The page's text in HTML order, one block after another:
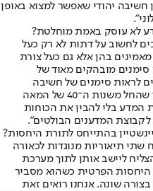
חשיבה יהודי שאפשר למצוא באופן
לא עוסק באמת מוחלטת?
לחשוב על דתות לא רק כעל
בהן אלא גם כעל צורת
סימנים מובהקים מאוד של
לראות סימנים של חשיבה
קתולית. בהקדמה שלי אני מדבר על כך שהחל משנות ה־40 של המאה
המדע בלי להבין את הכוחות
המדענים הבולטים".
בהתייחס לתורת היחסות?
שתי תיאוריות מנוגדות לכאורה
ליישב אותן לתוך מערכת
היחסות הפרטית כשהוא מסביר
שונה. אנחנו רואים זאת